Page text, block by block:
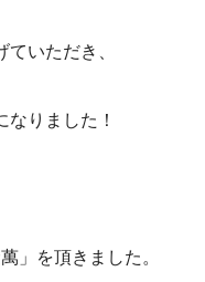
いただき、
りました！
」を頂きました。